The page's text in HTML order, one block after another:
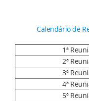
Calendário de
1ª
2ª
3ª
4ª
5ª